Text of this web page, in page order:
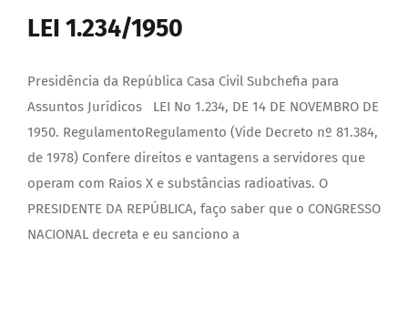
LEI 1.234/1950
Presidência da República Casa Civil Subchefia para
Assuntos Jurídicos LEI No 1.234, DE 14 DE NOVEMBRO DE
1950. RegulamentoRegulamento (Vide Decreto nº 81.384,
de 1978) Confere direitos e vantagens a servidores que
operam com Raios X e substâncias radioativas. O
PRESIDENTE DA REPÚBLICA, faço saber que o CONGRESSO
NACIONAL decreta e eu sanciono a